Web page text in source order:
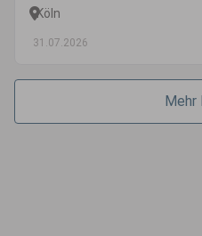
Köln
31.07.2026
Mehr